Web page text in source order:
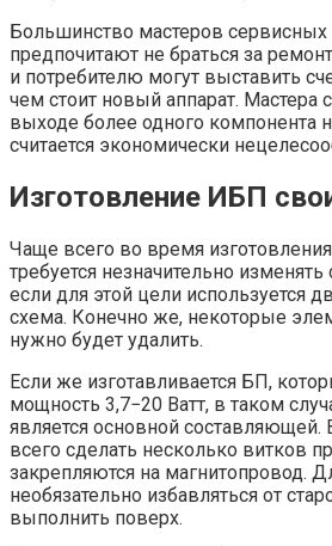
Большинство мастеров сервисных
предпочитают не браться за
и потребителю могут выставить
чем стоит новый аппарат. Мастера
выходе более одного компонента
считается экономически
Изготовление ИБП
Чаще всего во время
требуется незначительно
если для этой цели используется
схема. Конечно же, некоторые
нужно будет удалить.
Если же изготавливается БП,
мощность 3,7−20 Ватт, в таком
является основной составляющей.
всего сделать несколько витков
закрепляются на магнитопровод.
необязательно избавляться от
выполнить поверх.